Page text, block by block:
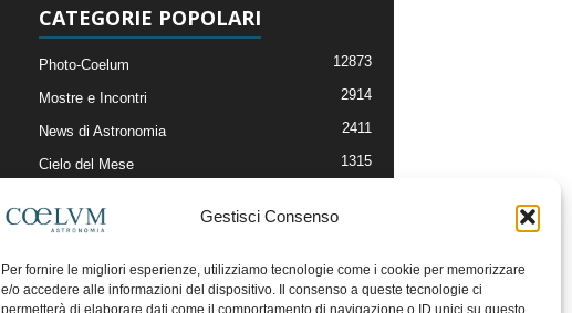
Gestisci Consenso
Per fornire le migliori esperienze, utilizziamo tecnologie come i cookie per memorizzare
e/o accedere alle informazioni del dispositivo. Il consenso a queste tecnologie ci
permetterà di elaborare dati come il comportamento di navigazione o ID unici su questo
CATEGORIE POPOLARI
Photo-Coelum 12873
Mostre e Incontri 2914
News di Astronomia 2411
Cielo del Mese 1315
Articoli e Risorse On-Line
Il Blog della Redazione